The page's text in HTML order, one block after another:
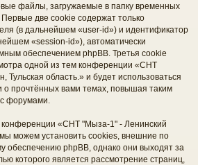
файлы, загружаемые в папку временных
две cookie содержат только
(в дальнейшем «user-id») и идентификатор
«session-id»), автоматически
обеспечением phpBB. Третья cookie
одной из тем конференции «СНТ
область.» и будет использоваться
прочтённых вами темах, повышая таким
форумами.
конференции «СНТ "Мыза-1" - Ленинский
мы можем установить cookies, внешние по
обеспечению phpBB, однако они выходят за
которого является рассмотрение страниц,